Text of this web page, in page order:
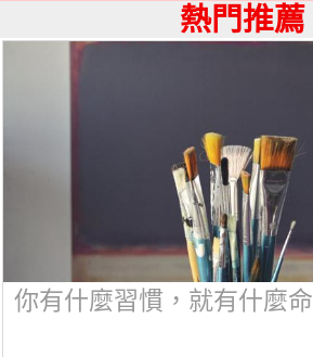
熱門推薦
你有什麼習慣，就有什麼命